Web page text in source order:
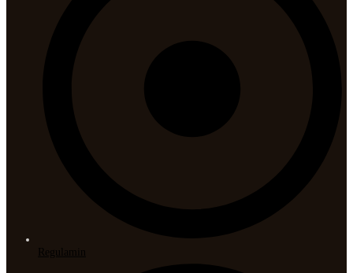
Regulamin